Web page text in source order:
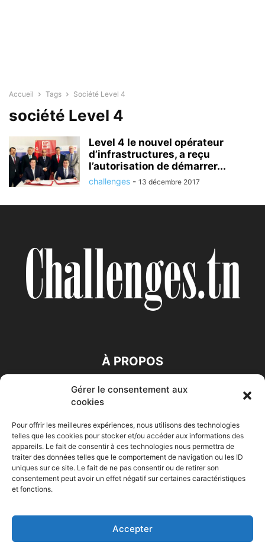
Gérer le consentement aux
cookies
Pour offrir les meilleures expériences, nous utilisons des technologies
telles que les cookies pour stocker et/ou accéder aux informations des
appareils. Le fait de consentir à ces technologies nous permettra de
traiter des données telles que le comportement de navigation ou les ID
uniques sur ce site. Le fait de ne pas consentir ou de retirer son
consentement peut avoir un effet négatif sur certaines caractéristiques
et fonctions.
Accepter
Accueil Tags Société Level 4
société Level 4
Level 4 le nouvel opérateur
d’infrastructures, a reçu
l’autorisation de démarrer...
challenges - 13 décembre 2017
À PROPOS
SUIVEZ NOUS
Accueil Economie Entreprises Entrepreneur Afrique
HIGH-TECH Auto-Moto